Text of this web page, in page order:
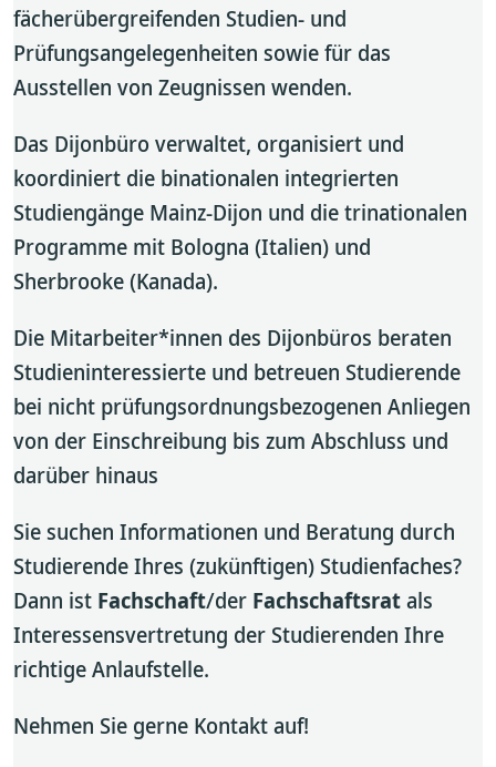
fächerübergreifenden Studien- und
Prüfungsangelegenheiten sowie für das
Ausstellen von Zeugnissen wenden.
Das Dijonbüro verwaltet, organisiert und
koordiniert die binationalen integrierten
Studiengänge Mainz-Dijon und die trinationalen
Programme mit Bologna (Italien) und
Sherbrooke (Kanada).
Die Mitarbeiter*innen des Dijonbüros beraten
Studieninteressierte und betreuen Studierende
bei nicht prüfungsordnungsbezogenen Anliegen
von der Einschreibung bis zum Abschluss und
darüber hinaus
Sie suchen Informationen und Beratung durch
Studierende Ihres (zukünftigen) Studienfaches?
Dann ist Fachschaft/der Fachschaftsratals
Interessensvertretung der Studierenden Ihre
richtige Anlaufstelle.
Nehmen Sie gerne Kontakt auf!